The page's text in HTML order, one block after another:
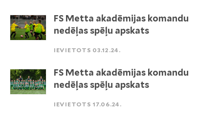
FS Metta akadēmijas komandu
nedēļas spēļu apskats
IEVIETOTS 03.12.24.
FS Metta akadēmijas komandu
nedēļas spēļu apskats
IEVIETOTS 17.06.24.